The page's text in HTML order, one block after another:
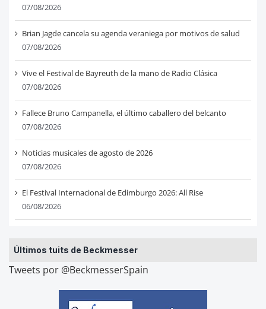
07/08/2026
Brian Jagde cancela su agenda veraniega por motivos de salud
07/08/2026
Vive el Festival de Bayreuth de la mano de Radio Clásica
07/08/2026
Fallece Bruno Campanella, el último caballero del belcanto
07/08/2026
Noticias musicales de agosto de 2026
07/08/2026
El Festival Internacional de Edimburgo 2026: All Rise
06/08/2026
Últimos tuits de Beckmesser
Tweets por @BeckmesserSpain